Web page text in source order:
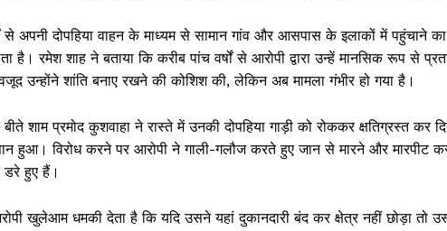
से अपनी दोपहिया वाहन के माध्यम से सामान गांव और आसपास के इलाकों में पहुंचाने
है। रमेश शाह ने बताया कि करीब पांच वर्षों से आरोपी द्वारा उन्हें मानसिक रूप से
उन्होंने शांति बनाए रखने की कोशिश की, लेकिन अब मामला गंभीर हो गया है।
शाम प्रमोद कुशवाहा ने रास्ते में उनकी दोपहिया गाड़ी को रोककर क्षतिग्रस्त कर
हुआ। विरोध करने पर आरोपी ने गाली-गलौज करते हुए जान से मारने और मारपीट
डरे हुए हैं।
खुलेआम धमकी देता है कि यदि उसने यहां दुकानदारी बंद कर क्षेत्र नहीं छोड़ा तो